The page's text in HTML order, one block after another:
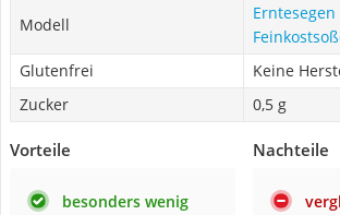
Modell
Glutenfrei
Keine
Zucker
0,5 g
Vorteile
besonders wenig
Nachteile